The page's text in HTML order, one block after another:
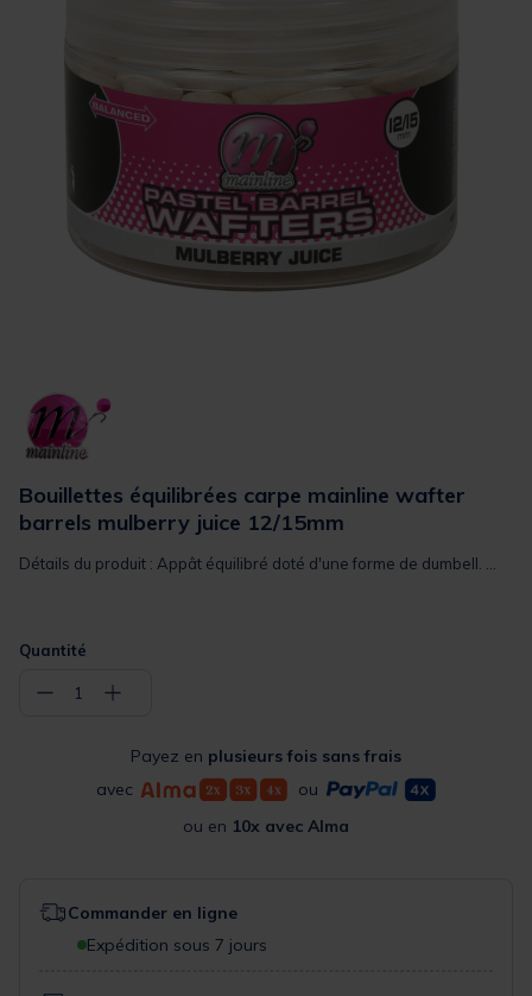
Bouillettes équilibrées carpe mainline wafter
barrels mulberry juice 12/15mm
Détails du produit : Appât équilibré doté d'une forme de dumbell. ...
Quantité
− 1 +
Payez en plusieurs fois sans frais
avec
ou
ou en 10x avec Alma
Commander en ligne
Expédition sous 7 jours